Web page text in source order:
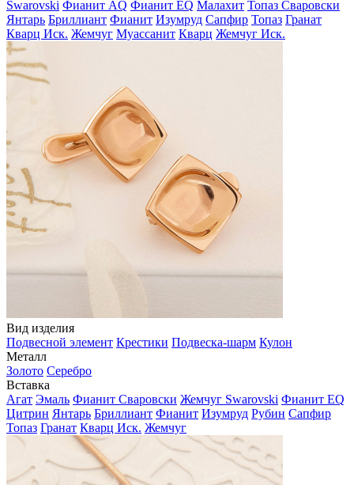
Swarovski Фианит AQ Фианит EQ Малахит Топаз Сваровски
Янтарь Бриллиант Фианит Изумруд Сапфир Топаз Гранат
Кварц Иск. Жемчуг Муассанит Кварц Жемчуг Иск.
Вид изделия
Подвесной элемент Крестики Подвеска-шарм Кулон
Металл
Золото Серебро
Вставка
Агат Эмаль Фианит Сваровски Жемчуг Swarovski Фианит EQ
Цитрин Янтарь Бриллиант Фианит Изумруд Рубин Сапфир
Топаз Гранат Кварц Иск. Жемчуг